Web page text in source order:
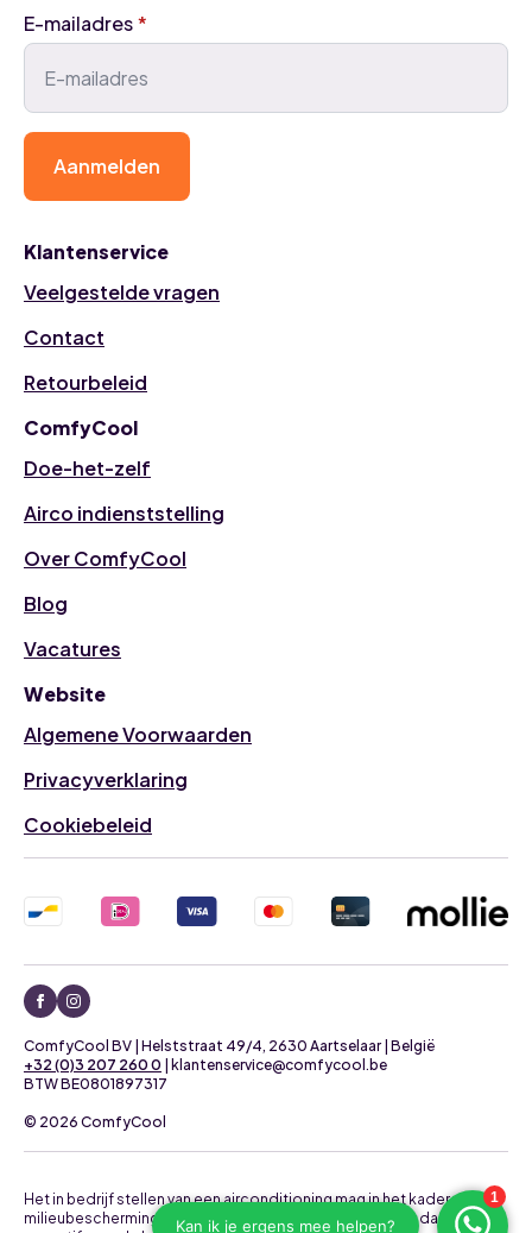
Klantenservice
Veelgestelde vragen
Contact
Retourbeleid
ComfyCool
Doe-het-zelf
Airco indienststelling
Over ComfyCool
Blog
Vacatures
Website
Algemene Voorwaarden
Privacyverklaring
Cookiebeleid
E-mailadres*
Aanmelden
© 2026 ComfyCool
+32 (0)3 207 260 0 | klantenservice@comfycool.be
BTW BE0801897317
ComfyCool BV | Helststraat 49/4, 2630 Aartselaar | België
Het in bedrijf stellen van een airconditioning mag in het kader van
milieubescherming uitsluitend uitgevoerd worden door daartoe